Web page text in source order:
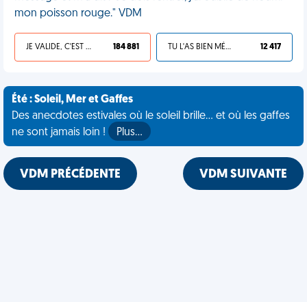
mon poisson rouge." VDM
JE VALIDE, C'EST UNE VDM 184 881 TU L'AS BIEN MÉRITÉ 12 417
Été : Soleil, Mer et Gaffes
Des anecdotes estivales où le soleil brille... et où les gaffes
ne sont jamais loin !
Plus…
VDM PRÉCÉDENTE VDM SUIVANTE